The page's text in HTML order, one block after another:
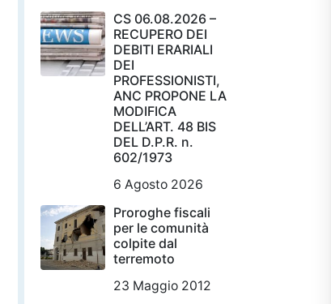
CS 06.08.2026 –
RECUPERO DEI
DEBITI ERARIALI
DEI
PROFESSIONISTI,
ANC PROPONE LA
MODIFICA
DELL’ART. 48 BIS
DEL D.P.R. n.
602/1973
6 Agosto 2026
Proroghe fiscali
per le comunità
colpite dal
terremoto
23 Maggio 2012